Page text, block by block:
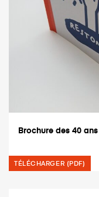
Brochure des 40
TÉLÉCHARGER (PDF)